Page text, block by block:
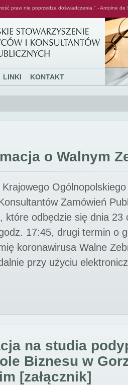
praw nie poprzedza doświadczenia." - Antoine de
LINKI KONTAKT
o Walnym
Zamówień
które odbędzie się dnia 23
17:45, drugi termin o
koronawirusa Walne
przy użyciu
na studia
Biznesu w
[załącznik]